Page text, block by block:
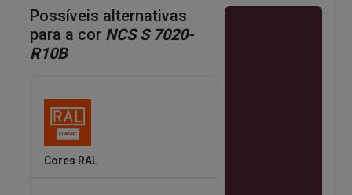
Possíveis alternativas
para a cor NCS S 7020-
R10B
Cores RAL